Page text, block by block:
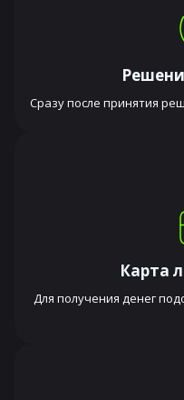
Сразу после принятия
Карта
Для получения денег